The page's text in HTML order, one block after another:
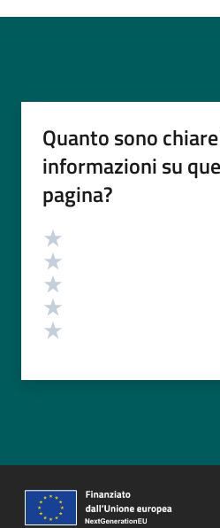
Quanto sono
informazioni su
pagina?
Valutazione